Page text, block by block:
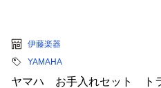
伊藤楽器
YAMAHA
ヤマハ お手入れセット ト